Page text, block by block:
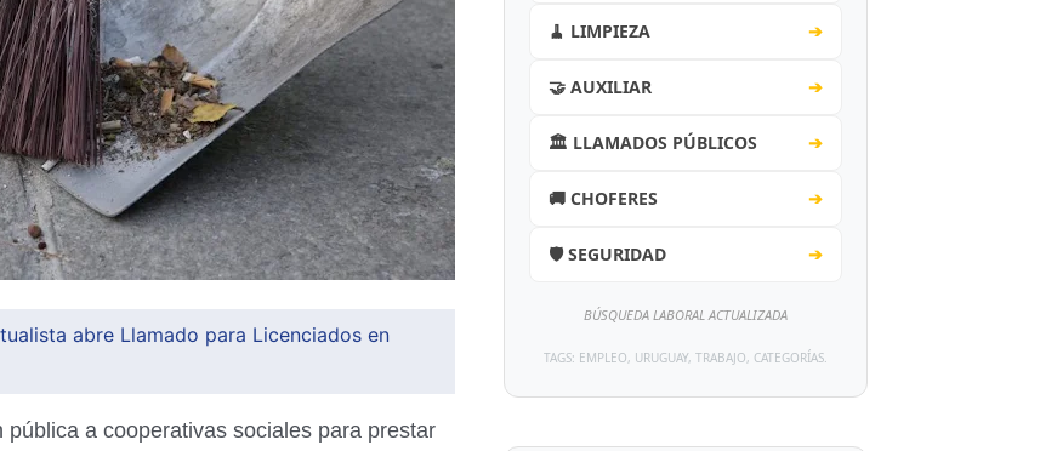
abre Llamado para Licenciados en
a cooperativas sociales para prestar
🧹 LIMPIEZA ➔
🤝 AUXILIAR ➔
🏛️ LLAMADOS PÚBLICOS ➔
🚚 CHOFERES ➔
🛡️ SEGURIDAD ➔
BÚSQUEDA LABORAL ACTUALIZADA
TAGS: EMPLEO, URUGUAY, TRABAJO, CATEGORÍAS.